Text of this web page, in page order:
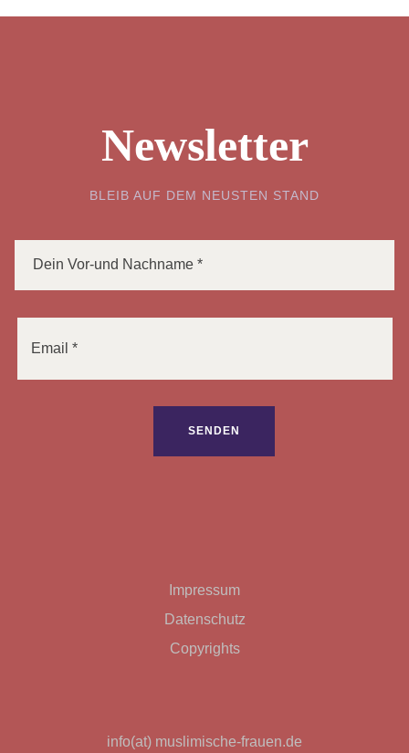
Newsletter
BLEIB AUF DEM NEUSTEN STAND
Impressum
Datenschutz
Copyrights
info(at) muslimische-frauen.de